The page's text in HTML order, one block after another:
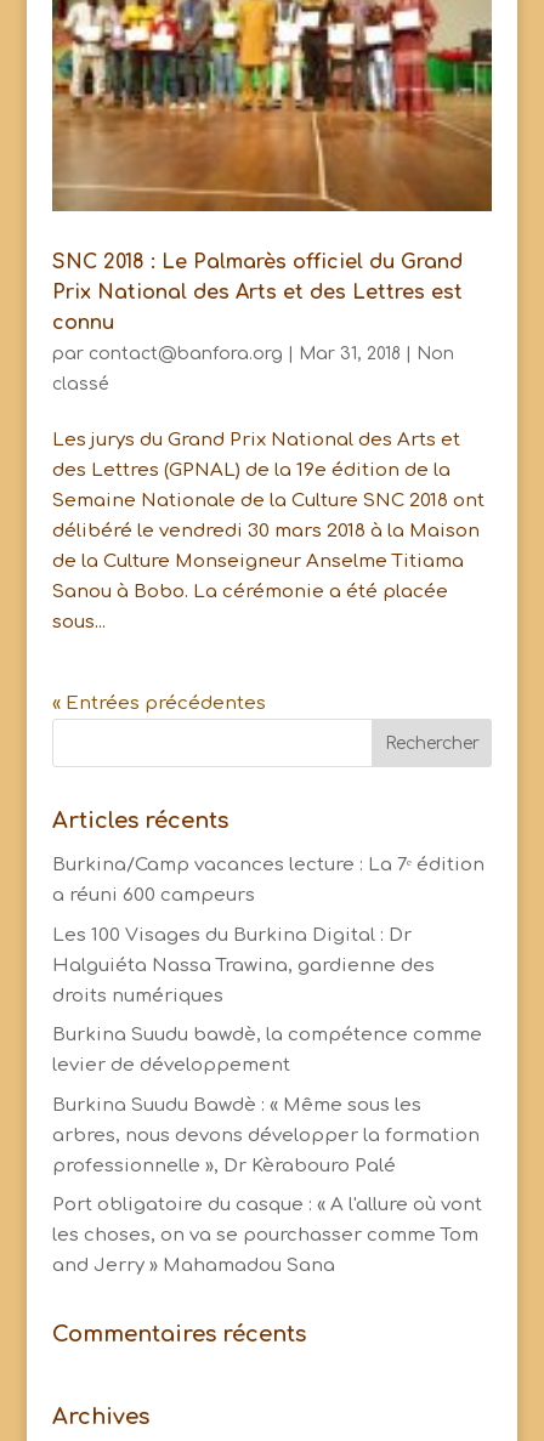
SNC 2018 : Le Palmarès officiel du Grand
Prix National des Arts et des Lettres est
connu
par contact@banfora.org Mar 31, 2018
Non
classé
Les jurys du Grand Prix National des Arts et
des Lettres (GPNAL) de la 19e édition de la
Semaine Nationale de la Culture SNC 2018 ont
délibéré le vendredi 30 mars 2018 à la Maison
de la Culture Monseigneur Anselme Titiama
Sanou à Bobo. La cérémonie a été placée
sous...
« Entrées précédentes
Articles récents
Burkina/Camp vacances lecture : La 7ᵉ édition
a réuni 600 campeurs
Les 100 Visages du Burkina Digital : Dr
Halguiéta Nassa Trawina, gardienne des
droits numériques
Burkina Suudu bawdè, la compétence comme
levier de développement
Burkina Suudu Bawdè : « Même sous les
arbres, nous devons développer la formation
professionnelle », Dr Kèrabouro Palé
Port obligatoire du casque : « A l'allure où vont
les choses, on va se pourchasser comme Tom
and Jerry » Mahamadou Sana
Commentaires récents
Archives